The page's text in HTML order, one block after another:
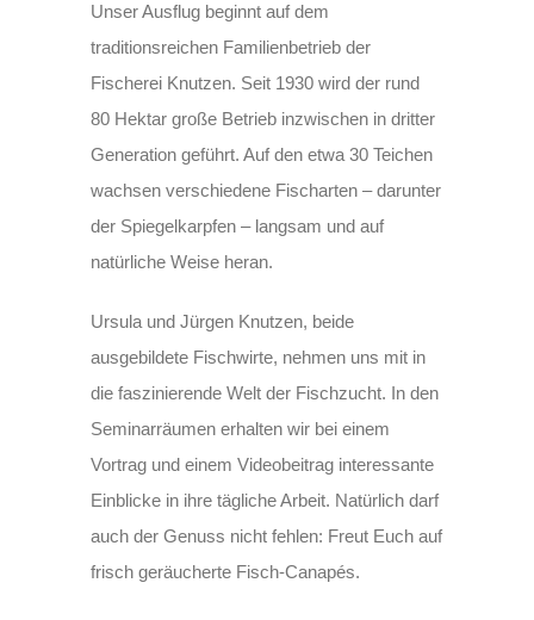
Unser Ausflug beginnt auf dem
traditionsreichen Familienbetrieb der
Fischerei Knutzen. Seit 1930 wird der rund
80 Hektar große Betrieb inzwischen in dritter
Generation geführt. Auf den etwa 30 Teichen
wachsen verschiedene Fischarten – darunter
der Spiegelkarpfen – langsam und auf
natürliche Weise heran.
Ursula und Jürgen Knutzen, beide
ausgebildete Fischwirte, nehmen uns mit in
die faszinierende Welt der Fischzucht. In den
Seminarräumen erhalten wir bei einem
Vortrag und einem Videobeitrag interessante
Einblicke in ihre tägliche Arbeit. Natürlich darf
auch der Genuss nicht fehlen: Freut Euch auf
frisch geräucherte Fisch-Canapés.